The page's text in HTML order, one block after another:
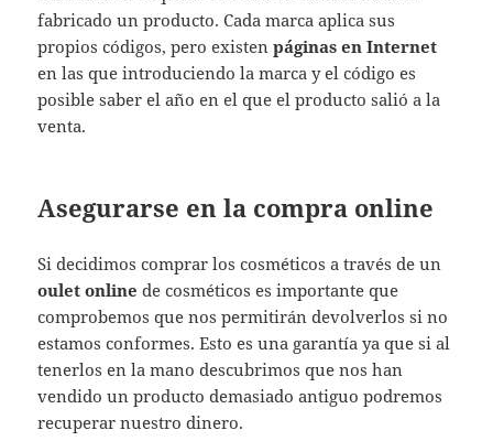
fabricado un producto. Cada marca aplica sus
propios códigos, pero existenpáginas en Internet
en las que introduciendo la marca y el código es
posible saber el año en el que el producto salió a la
venta.
Asegurarse en la compra online
Si decidimos comprar los cosméticos a través de un
oulet online de cosméticos es importante que
comprobemos que nos permitirán devolverlos si no
estamos conformes. Esto es una garantía ya que si al
tenerlos en la mano descubrimos que nos han
vendido un producto demasiado antiguo podremos
recuperar nuestro dinero.